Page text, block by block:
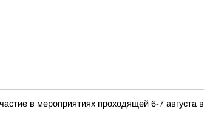
в мероприятиях проходящей 6-7 августа